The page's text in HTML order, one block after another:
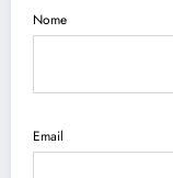
Nome
Email